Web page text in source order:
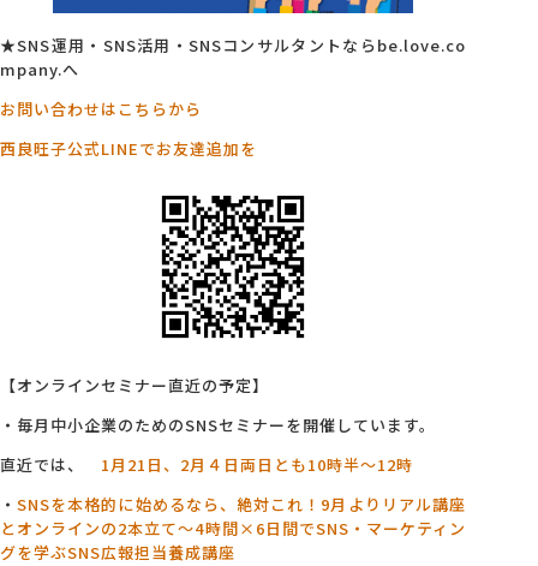
★SNS運用・SNS活用・SNSコンサルタントならbe.love.co
mpany.へ
お問い合わせはこちらから
西良旺子公式LINEでお友達追加を
【オンラインセミナー直近の予定】
・毎月中小企業のためのSNSセミナーを開催しています。
直近では、 1月21日、2月４日両日とも10時半～12時
・SNSを本格的に始めるなら、絶対これ！9月よりリアル講座
とオンラインの2本立て～4時間×6日間でSNS・マーケティン
グを学ぶSNS広報担当養成講座